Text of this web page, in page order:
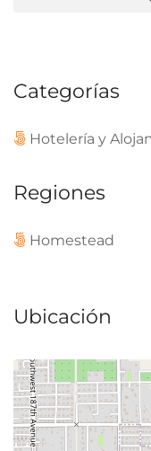
Categorías
Hotelería y
Regiones
Homestead
Ubicación